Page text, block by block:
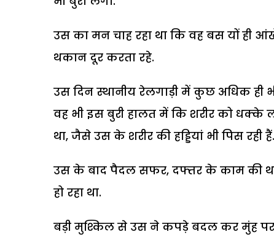
उस का मन चाह रहा था कि वह बस यों ही
थकान दूर करता रहे.
उस दिन स्थानीय रेलगाड़ी में कुछ अधिक
वह भी इस बुरी हालत में कि शरीर को
था, जैसे उस के शरीर की हड्डियां भी पिस रही हैं.
उस के बाद पैदल सफर, दफ्तर के काम की
हो रहा था.
बड़ी मुश्किल से उस ने कपड़े बदल कर मुंह पर